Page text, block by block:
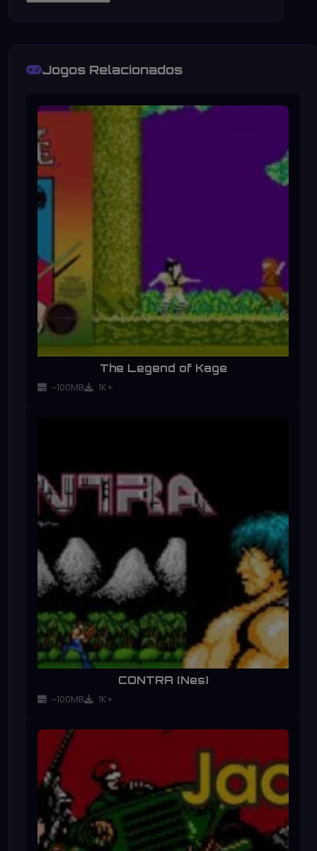
Jogos Relacionados
The Legend of Kage
~100MB 1K+
CONTRA (Nes)
~100MB 1K+